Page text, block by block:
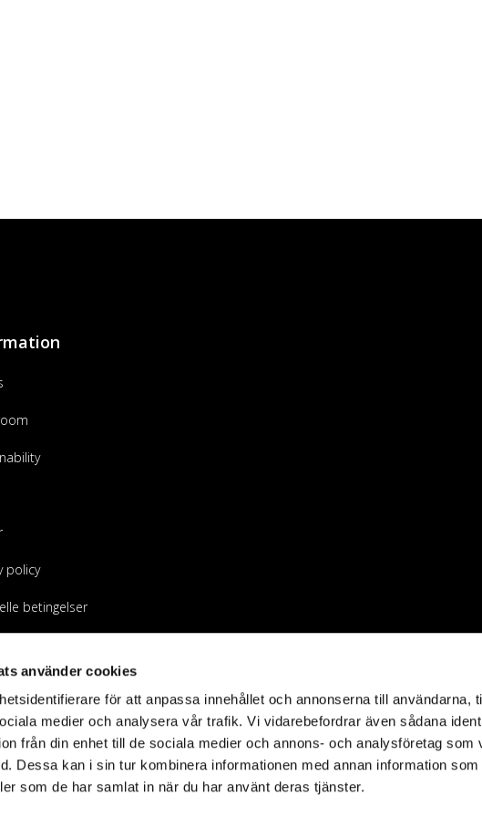
använder cookies
för att anpassa innehållet och annonserna till användarna,
medier och analysera vår trafik. Vi vidarebefordrar även sådana
från din enhet till de sociala medier och annons- och analysföretag som
Dessa kan i sin tur kombinera informationen med annan information som
som de har samlat in när du har använt deras tjänster.
policy
betingelser